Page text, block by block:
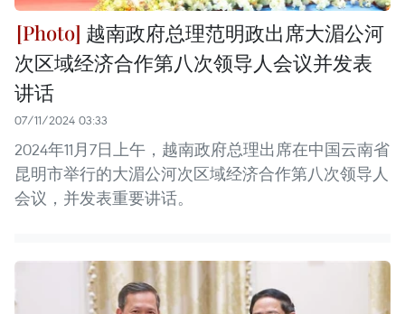
越南政府总理范明政出席大湄公河
次区域经济合作第八次领导人会议并发表
讲话
07/11/2024 03:33
2024年11月7日上午，越南政府总理出席在中国云南省
昆明市举行的大湄公河次区域经济合作第八次领导人
会议，并发表重要讲话。